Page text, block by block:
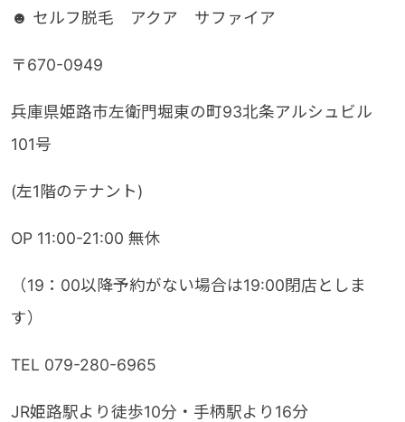
☻ セルフ脱毛 アクア サファイア
〒670-0949
兵庫県姫路市左衛門堀東の町93北条アルシュビル
101号
(左1階のテナント)
OP 11:00-21:00 無休
（19：00以降予約がない場合は19:00閉店としま
す）
TEL 079-280-6965
JR姫路駅より徒歩10分・手柄駅より16分